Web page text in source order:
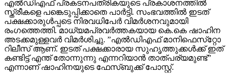
എല്‍ഡിഎഫ് പ്രകടനപത്രികയുടെ പ്രകാശനത്തില്‍
സ്ത്രീകളെ പങ്കെടുപ്പിക്കാതെ പാര്‍ട്ടി. സംഭവത്തില്‍ ഇടത്
പക്ഷക്കാരുള്‍പ്പടെ നിരവധിപേര്‍ വിമര്‍ശനവുമായി
രംഗത്തെത്തി. മാധ്യമപ്രവര്‍ത്തകയായ കെ.കെ ഷാഹിന
അടക്കമുള്ളവര്‍ വിമര്‍ശിച്ചു. ”എല്‍ഡിഎഫ് മാനിഫെസ്‌റ്റോ
റിലീസ് ആണ്. ഇടത് പക്ഷക്കാരായ സുഹൃത്തുക്കള്‍ക്ക് ഇത്
കണ്ടിട്ട് എന്ത് തോന്നുന്നു എന്നറിയാന്‍ താത്പര്യമുണ്ട്”
എന്നാണ് ഷാഹിനയുടെ ഫേസ്ബുക്ക് പോസ്റ്റ്.